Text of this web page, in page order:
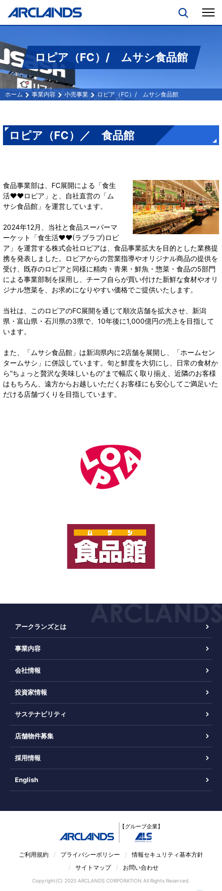
ロピア（FC）/ ムサシ食品館
事業内容 小売事業 ロピア（FC）/ ムサシ食品館
ロピア（FC）／ 食品館
食品事業部は、FC展開による「食生
活♥♥ロピア」と、自社直営の「ム
サシ食品館」を運営しています。
2024年12月、当社と食品スーパーマ
ーケット「食生活♥♥(ラブラブ)ロピ
ア」を運営する株式会社ロピアは、食品事業拡大を目的とした業務提
携を発表しました。ロピアからの営業指導やオリジナル商品の提供を
受け、既存のロピアと同様に精肉・青果・鮮魚・惣菜・食品の5部門
による事業部制を採用し、チーフ自らが買い付けた新鮮な食材やオリ
ジナル惣菜を、お求めになりやすい価格でご提供いたします。
当社は、このロピアのFC展開を通じて順次店舗を拡大させ、新潟
県・富山県・石川県の3県で、10年後に1,000億円の売上を目指して
います。
また、「ムサシ食品館」は新潟県内に2店舗を展開し、「ホームセン
タームサシ」に併設しています。旬と鮮度を大切にし、日常の食材か
ら“ちょっと贅沢な美味しいもの”まで幅広く取り揃え、近隣のお客様
はもちろん、遠方からお越しいただくお客様にも安心してご満足いた
だける店舗づくりを目指しています。
アークランズとは
事業内容
会社情報
投資家情報
サステナビリティ
店舗物件募集
採用情報
English
【グループ企業】
ご利用規約 プライバシーポリシー
情報セキュリティ基本方針
サイトマップ
お問い合わせ
Copyright(C) 2020 ARCLANDS CORPORATION All Rights Reserved.